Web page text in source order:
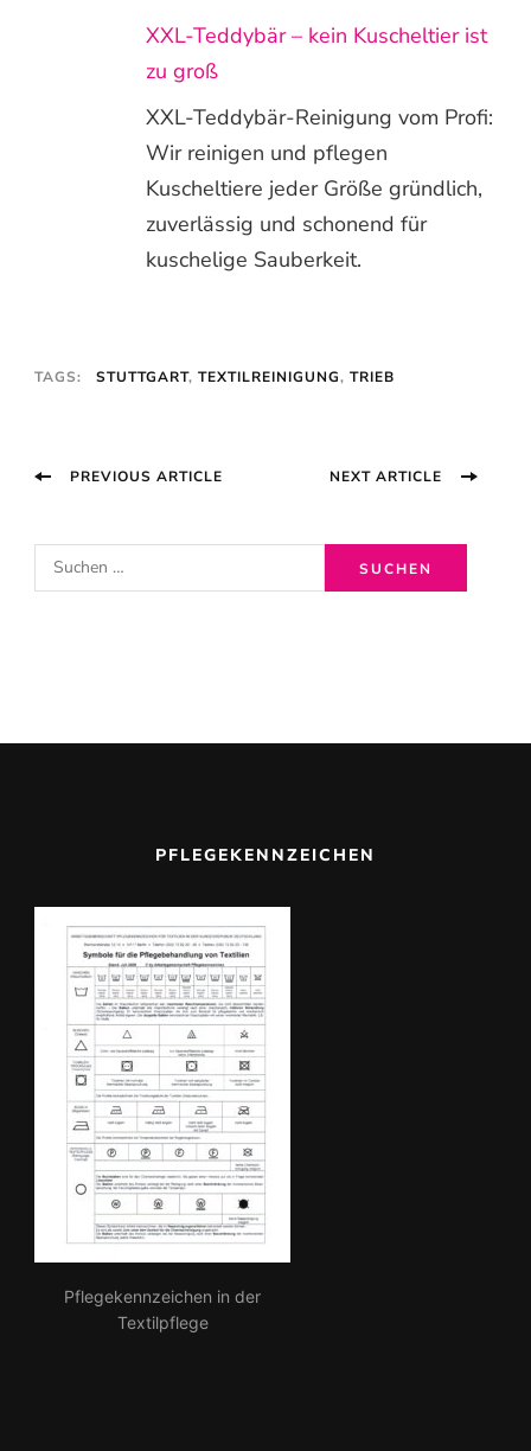
XXL-Teddybär – kein Kuscheltier ist
zu groß
XXL-Teddybär-Reinigung vom Profi:
Wir reinigen und pflegen
Kuscheltiere jeder Größe gründlich,
zuverlässig und schonend für
kuschelige Sauberkeit.
TAGS: STUTTGART, TEXTILREINIGUNG, TRIEB
PostPREVIOUS ARTICLE NEXT ARTICLE
u
n
PFLEGEKENNZEICHEN
Pflegekennzeichen in der
Textilpflege